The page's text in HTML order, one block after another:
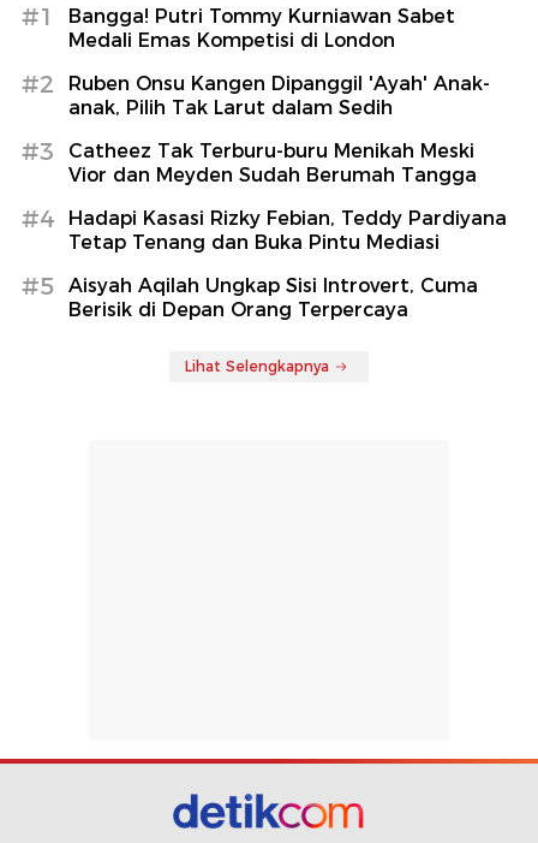
#1
Bangga! Putri Tommy Kurniawan Sabet
Medali Emas Kompetisi di London
#2
Ruben Onsu Kangen Dipanggil 'Ayah' Anak-
anak, Pilih Tak Larut dalam Sedih
#3
Catheez Tak Terburu-buru Menikah Meski
Vior dan Meyden Sudah Berumah Tangga
#4
Hadapi Kasasi Rizky Febian, Teddy Pardiyana
Tetap Tenang dan Buka Pintu Mediasi
#5
Aisyah Aqilah Ungkap Sisi Introvert, Cuma
Berisik di Depan Orang Terpercaya
Lihat Selengkapnya